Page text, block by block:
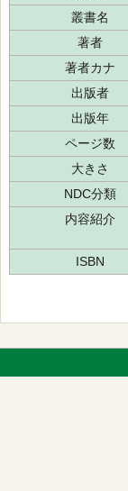
叢書名
著者
著者カナ
出版者
出版年
ページ数
大きさ
NDC分類
内容紹介
ISBN